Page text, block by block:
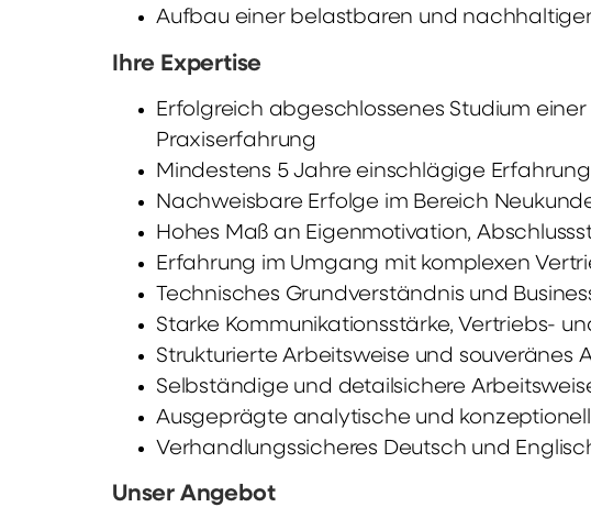
Aufbau einer belastbaren und
Ihre Expertise
Erfolgreich abgeschlossenes Studium
Praxiserfahrung
Mindestens 5 Jahre einschlägige
Nachweisbare Erfolge im Bereich
Hohes Maß an Eigenmotivation,
Erfahrung im Umgang mit komplexen
Technisches Grundverständnis und
Starke Kommunikationsstärke, Vertriebs-
Strukturierte Arbeitsweise und souveränes
Selbständige und detailsichere
Ausgeprägte analytische und
Verhandlungssicheres Deutsch und
Unser Angebot